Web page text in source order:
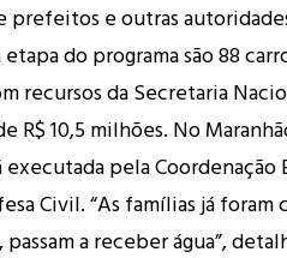
prefeitos e outras
do programa são 88
recursos da Secretaria
R$ 10,5 milhões. No
executada pela Coordenação
Civil. “As famílias já foram
a receber água”,